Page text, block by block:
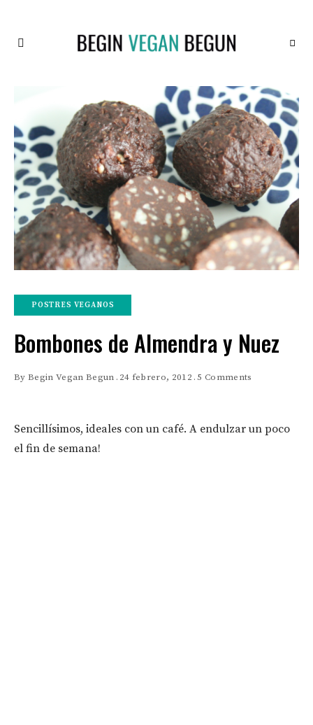
BEGUN
POSTRES VEGANOS
Bombones de Almendra y Nuez
By Begin Vegan Begun 24 febrero, 2012 5 Comments
Sencillísimos, ideales con un café. A endulzar un poco
el fin de semana!